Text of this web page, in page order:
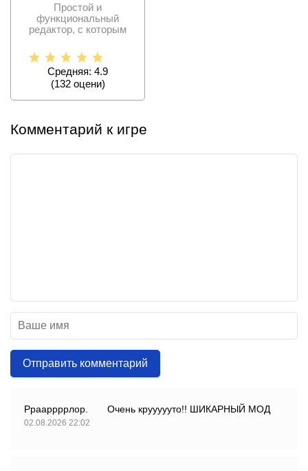
Простой и
функциональный
редактор, с которым
станет
Средняя: 4.9
(132оцени)
Комментарий к игре
Отправить комментарий
Ррааррррлор.
02.08.2026 22:02
Очень круууууто!! ШИКАРНЫЙ МОД